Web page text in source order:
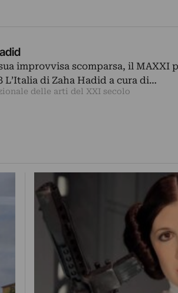
improvvisa scomparsa, il MAXXI
L’Italia di Zaha Hadid a cura di…
delle arti del XXI secolo